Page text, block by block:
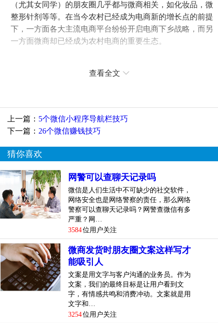
（尤其女同学）的朋友圈几乎都与微商相关，如化妆品，微
整形针剂等等。在当今农村已经成为电商新的增长点的前提
下，一方面各大主流电商平台纷纷开启电商下乡战略，而另
一方面微商却已经成为农村电商的重要生态。
内的人与人之间的信任关...[查看详情]
top3 既可以轻松赚钱，又能够获得尊重，你也行！
“我是怎样通过微信群，
随时随地获得自己想要的现金？”
亲爱的朋友，你好：
我是陈田芳（1305251481）
凡响商学院合伙人
“如果你认识我，你就应该知道，在每一个新兴事物中，我都
能快速、轻松的赚到钱。但在众多赚钱方式中，微信群却始
终是我的比较爱。为什么呢？
第一，微信群赚钱比较安全！
查看全文
上一篇： 5个微信小程序导航栏技巧
下一篇： 26个微信赚钱技巧
猜你喜欢
网警可以查聊天记录吗
微信是人们生活中不可缺少的社交软件，
网络安全也是网络警察的责任，那么网络
警察可以查聊天记录吗？网警查微信有多
严重？网…
3584位用户关注
微商发货时朋友圈文案这样写才
能吸引人
文案是用文字与客户沟通的业务员。作为
文案，我们的最终目标是让用户看到文
字，有情感共鸣和消费冲动。文案就是用
文字和…
3254位用户关注